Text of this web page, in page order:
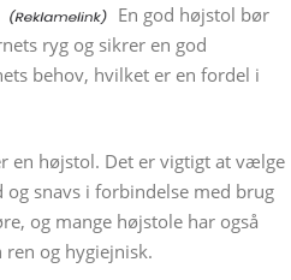
En god højstol bør
ryg og sikrer en god
behov, hvilket er en fordel i
en højstol. Det er vigtigt at vælge
snavs i forbindelse med brug
og mange højstole har også
og hygiejnisk.